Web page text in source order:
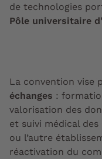
de technologies
Pôle universitaire
La convention vise
échanges :
valorisation des
et suivi médical
ou l’autre
réactivation du